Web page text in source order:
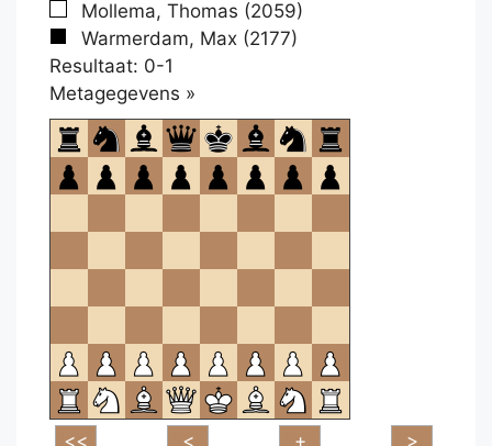
Mollema, Thomas (2059)
Warmerdam, Max (2177)
Resultaat: 0-1
Metagegevens »
om
te
openen.